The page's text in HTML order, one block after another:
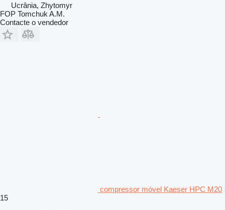
Ucrânia, Zhytomyr
FOP Tomchuk A.M.
Contacte o vendedor
compressor móvel Kaeser HPC M20
15